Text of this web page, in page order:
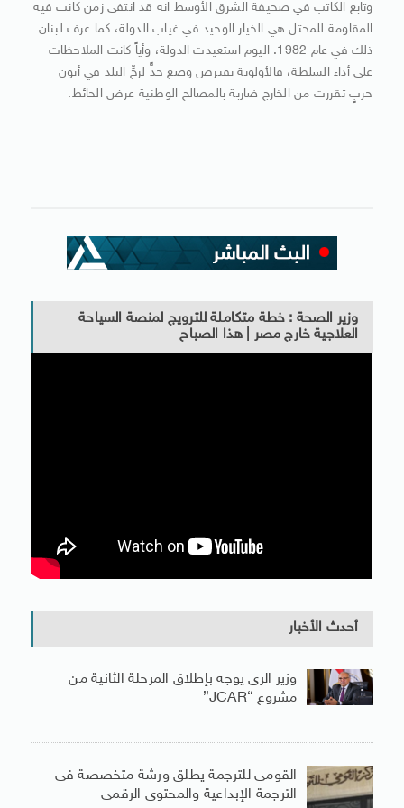
وتابع الكاتب في صحيفة الشرق الأوسط انه قد انتفى زمن كانت فيه
المقاومة للمحتل هي الخيار الوحيد في غياب الدولة، كما عرف لبنان
ذلك في عام 1982. اليوم استعيدت الدولة، وأياً كانت الملاحظات
على أداء السلطة، فالأولوية تفترض وضع حدٍّ لزجِّ البلد في أتون
حربٍ تقررت من الخارج ضاربة بالمصالح الوطنية عرض الحائط.
وزير الصحة : خطة متكاملة للترويج لمنصة السياحة
العلاجية خارج مصر | هذا الصباح
أحدث الأخبار
وزير الرى يوجه بإطلاق المرحلة الثانية من
مشروع “JCAR”
القومى للترجمة يطلق ورشة متخصصة فى
الترجمة الإبداعية والمحتوى الرقمى